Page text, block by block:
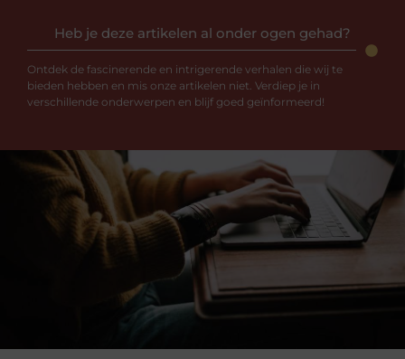
Heb je deze artikelen al onder ogen gehad?
Ontdek de fascinerende en intrigerende verhalen die wij te
bieden hebben en mis onze artikelen niet. Verdiep je in
verschillende onderwerpen en blijf goed geïnformeerd!